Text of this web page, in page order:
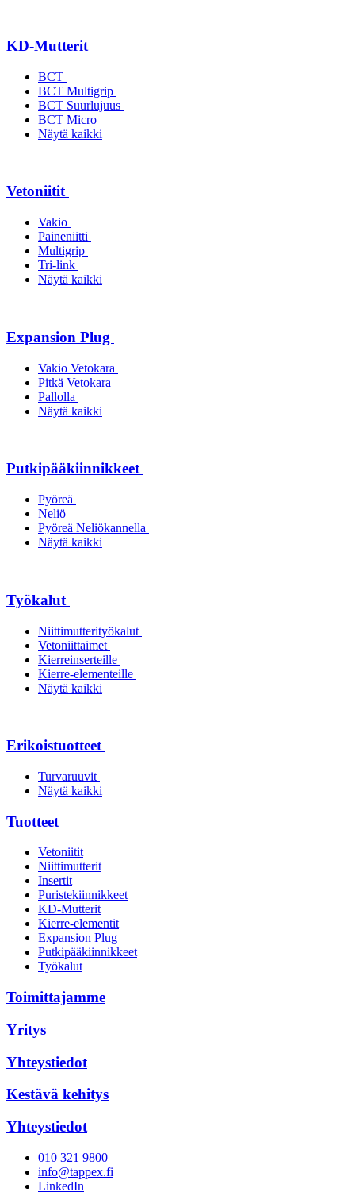
KD-Mutterit
BCT
BCT Multigrip
BCT Suurlujuus
BCT Micro
Näytä kaikki
Vetoniitit
Vakio
Paineniitti
Multigrip
Tri-link
Näytä kaikki
Expansion Plug
Vakio Vetokara
Pitkä Vetokara
Pallolla
Näytä kaikki
Putkipääkiinnikkeet
Pyöreä
Neliö
Pyöreä Neliökannella
Näytä kaikki
Työkalut
Niittimutterityökalut
Vetoniittaimet
Kierreinserteille
Kierre-elementeille
Näytä kaikki
Erikoistuotteet
Turvaruuvit
Näytä kaikki
Tuotteet
Vetoniitit
Niittimutterit
Insertit
Puristekiinnikkeet
KD-Mutterit
Kierre-elementit
Expansion Plug
Putkipääkiinnikkeet
Työkalut
Toimittajamme
Yritys
Yhteystiedot
Kestävä kehitys
Yhteystiedot
010 321 9800
info@tappex.fi
LinkedIn